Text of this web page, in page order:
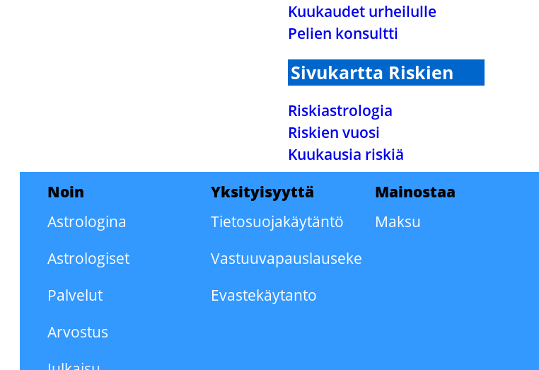
Kuukaudet urheilulle
Pelien konsultti
Sivukartta Riskien
Riskiastrologia
Riskien vuosi
Kuukausia riskiä
Noin
Astrologina
Astrologiset
Palvelut
Arvostus
Yksityisyyttä
Tietosuojakäytäntö
Vastuuvapauslauseke
Evastekäytanto
Mainostaa
Maksu